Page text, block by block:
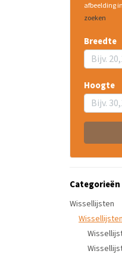
afbeelding
zoeken
Breedte
Hoogte
Categorieën
Wissellijsten